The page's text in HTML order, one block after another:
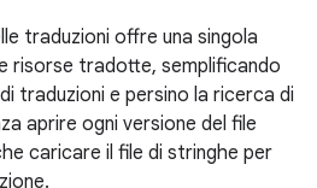
traduzioni offre una singola
risorse tradotte, semplificando
traduzioni e persino la ricerca di
aprire ogni versione del file
caricare il file di stringhe per